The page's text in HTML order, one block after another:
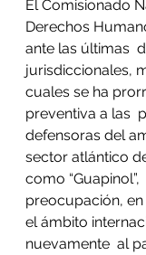
El Comisionado
Derechos
ante las últimas
jurisdiccionales,
cuales se ha
preventiva a las
defensoras del
sector atlántico
como “Guapinol”,
preocupación,
el ámbito
nuevamente  al